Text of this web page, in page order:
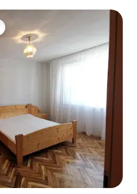
plus appréciés